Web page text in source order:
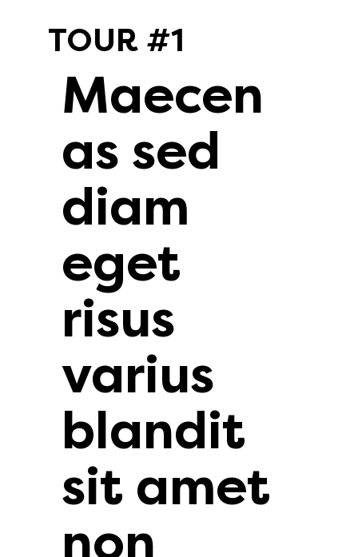
Maecen
as sed
diam
eget
risus
varius
blandit
sit amet
non
TOUR #1